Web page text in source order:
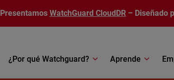
Presentamos WatchGuard CloudDR – Diseñado
¿Por qué Watchguard? Aprende